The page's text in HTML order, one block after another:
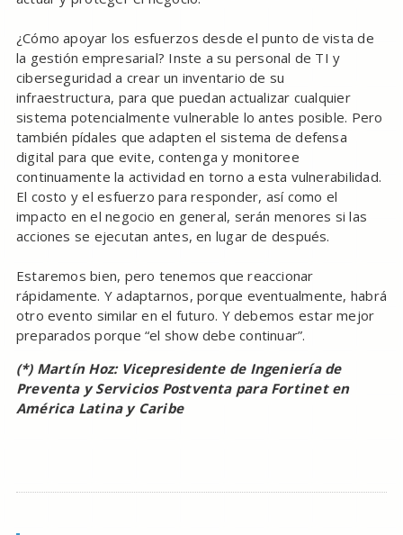
¿Cómo apoyar los esfuerzos desde el punto de vista de
la gestión empresarial? Inste a su personal de TI y
ciberseguridad a crear un inventario de su
infraestructura, para que puedan actualizar cualquier
sistema potencialmente vulnerable lo antes posible. Pero
también pídales que adapten el sistema de defensa
digital para que evite, contenga y monitoree
continuamente la actividad en torno a esta vulnerabilidad.
El costo y el esfuerzo para responder, así como el
impacto en el negocio en general, serán menores si las
acciones se ejecutan antes, en lugar de después.
Estaremos bien, pero tenemos que reaccionar
rápidamente. Y adaptarnos, porque eventualmente, habrá
otro evento similar en el futuro. Y debemos estar mejor
preparados porque “el show debe continuar”.
(*) Martín Hoz: Vicepresidente de Ingeniería de
Preventa y Servicios Postventa para Fortinet en
América Latina y Caribe